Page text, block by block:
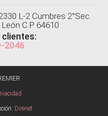
L-2 Cumbres 2°Sec.
C.P. 64610
2046
Direnet